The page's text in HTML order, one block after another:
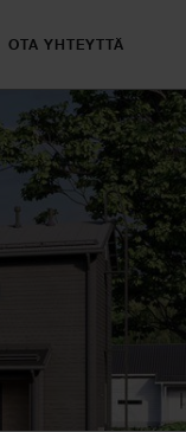
OTA YHTEYTTÄ